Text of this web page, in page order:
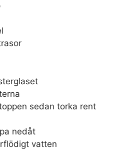
sedan torka rent
nedåt
vatten